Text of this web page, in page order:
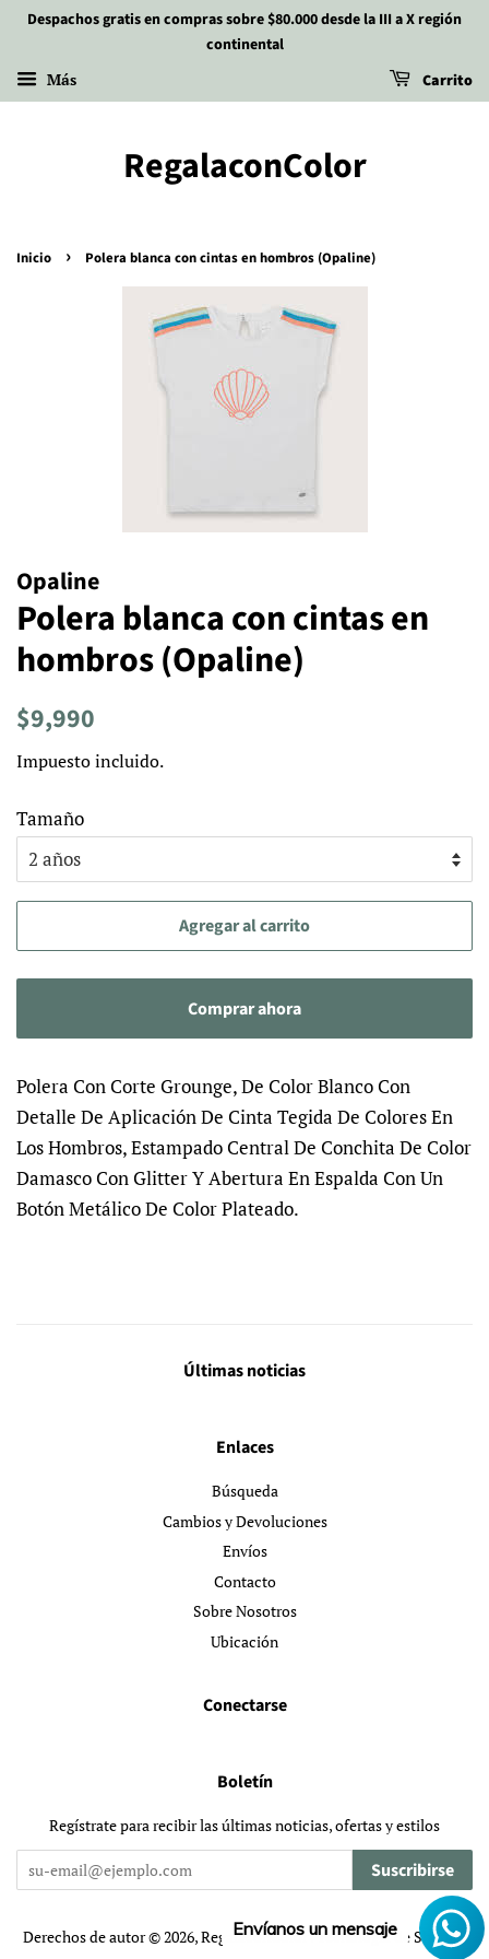
Despachos gratis en compras sobre $80.000 desde la III a X región
continental
Más Carrito
RegalaconColor
Inicio › Polera blanca con cintas en hombros (Opaline)
Opaline
Polera blanca con cintas en
hombros (Opaline)
Precio
$9,990
venta
Impuesto incluido.
Tamaño
Agregar al carrito
Comprar ahora
Polera Con Corte Grounge, De Color Blanco Con
Detalle De Aplicación De Cinta Tegida De Colores En
Los Hombros, Estampado Central De Conchita De Color
Damasco Con Glitter Y Abertura En Espalda Con Un
Botón Metálico De Color Plateado.
Últimas noticias
Enlaces
Búsqueda
Cambios y Devoluciones
Envíos
Contacto
Sobre Nosotros
Ubicación
Conectarse
Boletín
Regístrate para recibir las últimas noticias, ofertas y estilos
Suscribirse
Derechos de autor © 2026,RegalaconColor.Tecnología de Shopify
Envíanos un mensaje